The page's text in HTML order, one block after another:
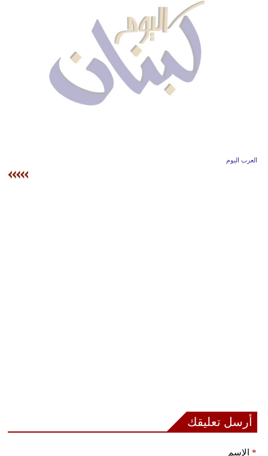
إسلامية
العرب اليوم
أرسل تعليقك
الإسم *